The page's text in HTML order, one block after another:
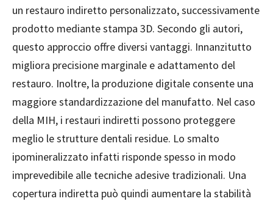
un restauro indiretto personalizzato, successivamente
prodotto mediante stampa 3D. Secondo gli autori,
questo approccio offre diversi vantaggi. Innanzitutto
migliora precisione marginale e adattamento del
restauro. Inoltre, la produzione digitale consente una
maggiore standardizzazione del manufatto. Nel caso
della MIH, i restauri indiretti possono proteggere
meglio le strutture dentali residue. Lo smalto
ipomineralizzato infatti risponde spesso in modo
imprevedibile alle tecniche adesive tradizionali. Una
copertura indiretta può quindi aumentare la stabilità